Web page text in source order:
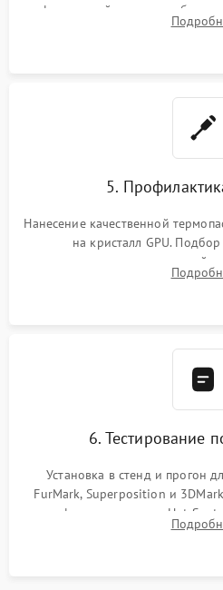
инфракрасной станции
чипа и дефектной памяти
5.
Нанесение качественной
на кристалл GPU.
термопрокладок правильной
питания. Монтаж радиатора и
6. Тестирование
Установка в стенд и прогон
FurMark, Superposition и
графического чипа и Hot
артефактов изображения,